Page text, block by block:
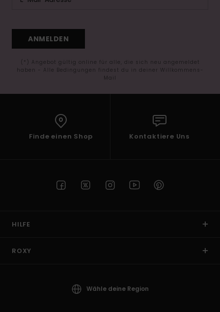
ANMELDEN
(*) Angebot gültig online für alle, die sich neu angemeldet
haben - Alle Bedingungen findest du in deiner Willkommens-
Mail
Finde einen Shop Kontaktiere Uns
HILFE
ROXY
Wähle deine Region